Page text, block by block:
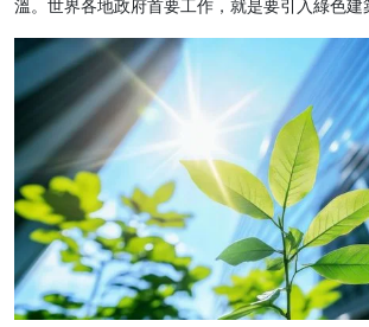
溫。世界各地政府首要工作，就是要引入綠色建